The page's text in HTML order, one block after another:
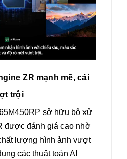
ZR mạnh mẽ, cải
trội
sở hữu bộ xử
được đánh giá cao nhờ
lượng hình ảnh vượt
các thuật toán AI